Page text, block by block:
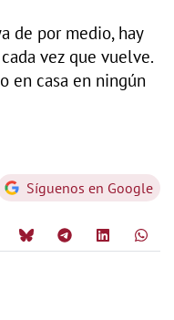
de por medio, hay
vez que vuelve.
en casa en ningún
Síguenos en Google